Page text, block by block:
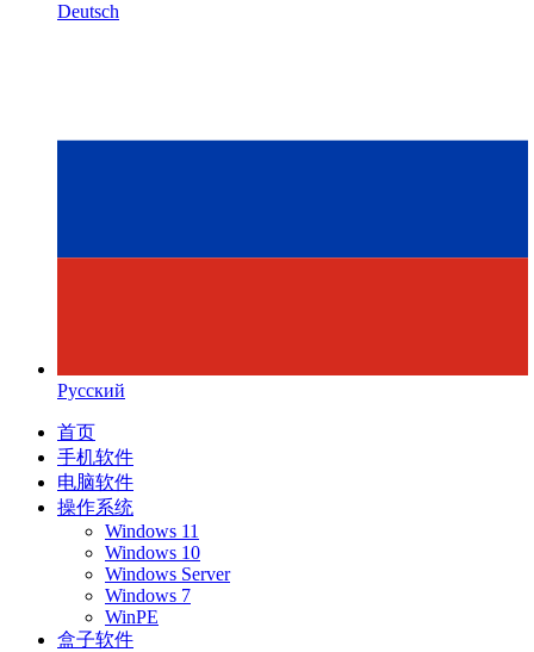
Deutsch
Русский
首页
手机软件
电脑软件
操作系统
Windows 11
Windows 10
Windows Server
Windows 7
WinPE
盒子软件